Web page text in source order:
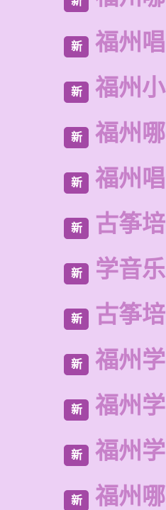
新 福州
新 福州
新 福州
新 福州
新 古筝
新 学音
新 古筝
新 福州
新 福州
新 福州
新 福州